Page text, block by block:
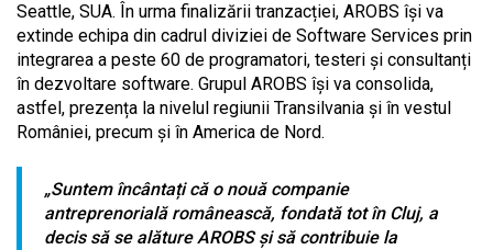
Seattle, SUA. În urma finalizării tranzacției, AROBS își va
extinde echipa din cadrul diviziei de Software Services prin
integrarea a peste 60 de programatori, testeri și consultanți
în dezvoltare software. Grupul AROBS își va consolida,
astfel, prezența la nivelul regiunii Transilvania și în vestul
României, precum și în America de Nord.
„Suntem încântați că o nouă companie
antreprenorială românească, fondată tot în Cluj, a
decis să se alăture AROBS și să contribuie la